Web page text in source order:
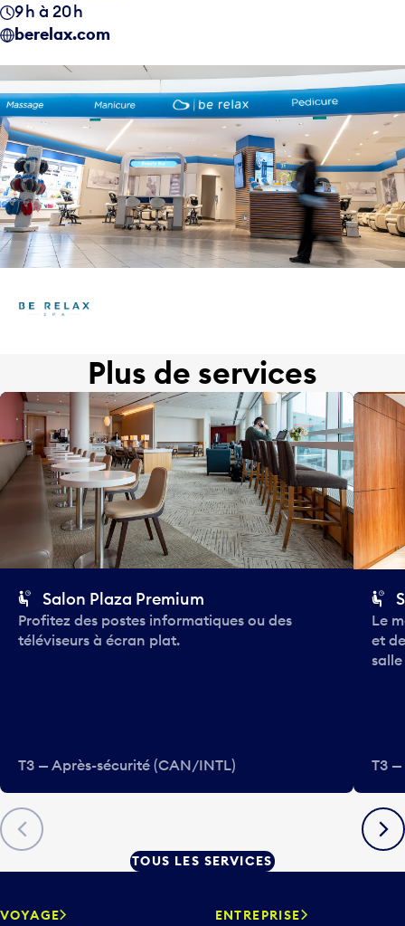
9 h à 20 h
berelax.com
Plus de services
Précédent
Salon Plaza Premium
Profitez des postes informatiques ou des
téléviseurs à écran plat.
T3 — Après-sécurité (CAN/INTL)
Le
et
T3
TOUS LES SERVICES
VOYAGE ENTREPRISE